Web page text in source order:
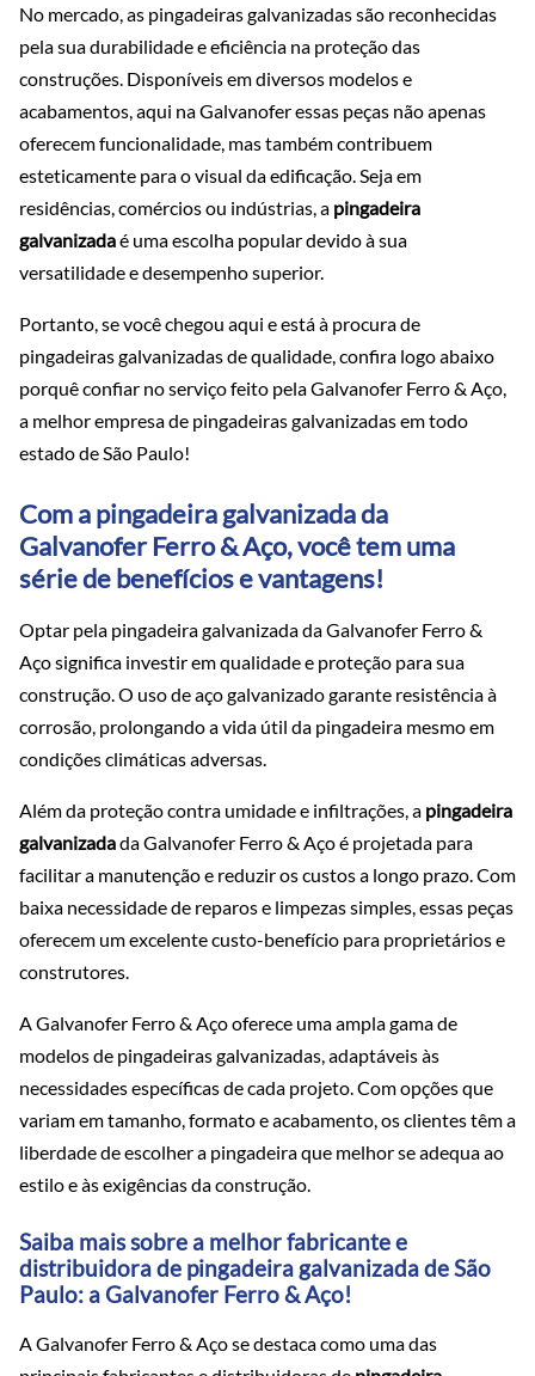
No mercado, as pingadeiras galvanizadas são reconhecidas
pela sua durabilidade e eficiência na proteção das
construções. Disponíveis em diversos modelos e
acabamentos, aqui na Galvanofer essas peças não apenas
oferecem funcionalidade, mas também contribuem
esteticamente para o visual da edificação. Seja em
residências, comércios ou indústrias, a pingadeira
galvanizadaé uma escolha popular devido à sua
versatilidade e desempenho superior.
Portanto, se você chegou aqui e está à procura de
pingadeiras galvanizadas de qualidade, confira logo abaixo
porquê confiar no serviço feito pela Galvanofer Ferro & Aço,
a melhor empresa de pingadeiras galvanizadas em todo
estado de São Paulo!
Com a pingadeira galvanizada da
Galvanofer Ferro & Aço, você tem uma
série de benefícios e vantagens!
Optar pela pingadeira galvanizada da Galvanofer Ferro &
Aço significa investir em qualidade e proteção para sua
construção. O uso de aço galvanizado garante resistência à
corrosão, prolongando a vida útil da pingadeira mesmo em
condições climáticas adversas.
Além da proteção contra umidade e infiltrações, a pingadeira
galvanizadada Galvanofer Ferro & Aço é projetada para
facilitar a manutenção e reduzir os custos a longo prazo. Com
baixa necessidade de reparos e limpezas simples, essas peças
oferecem um excelente custo-benefício para proprietários e
construtores.
A Galvanofer Ferro & Aço oferece uma ampla gama de
modelos de pingadeiras galvanizadas, adaptáveis às
necessidades específicas de cada projeto. Com opções que
variam em tamanho, formato e acabamento, os clientes têm a
liberdade de escolher a pingadeira que melhor se adequa ao
estilo e às exigências da construção.
Saiba mais sobre a melhor fabricante e
distribuidora de pingadeira galvanizada de São
Paulo: a Galvanofer Ferro & Aço!
A Galvanofer Ferro & Aço se destaca como uma das